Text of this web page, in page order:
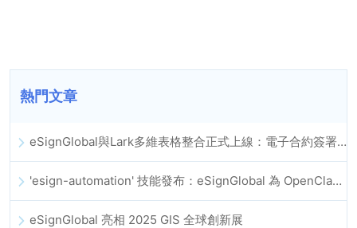
熱門文章
eSignGlobal與Lark多維表格整合正式上線：電子合約簽署歸檔全程自動化
'esign-automation' 技能發布：eSignGlobal 為 OpenClaw 提供自動化電子簽名能力
eSignGlobal 亮相 2025 GIS 全球創新展